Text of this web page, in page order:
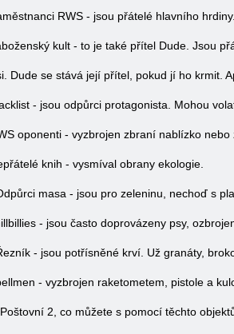
RWS - jsou přátelé hlavního
kult - to je také přítel Dude. Jsou
Dude se stává její přítel, pokud jí ho krmit.
- jsou odpůrci protagonista. Mohou
oponenti - vyzbrojen zbraní nablízko nebo
knih - vysmíval obrany ekologie.
masa - jsou pro zeleninu, nechoď s
- jsou často doprovázeny psy,
- jsou potřísněné krví. Už granáty,
- vyzbrojen raketometem, pistole a
2, co můžete s pomocí těchto